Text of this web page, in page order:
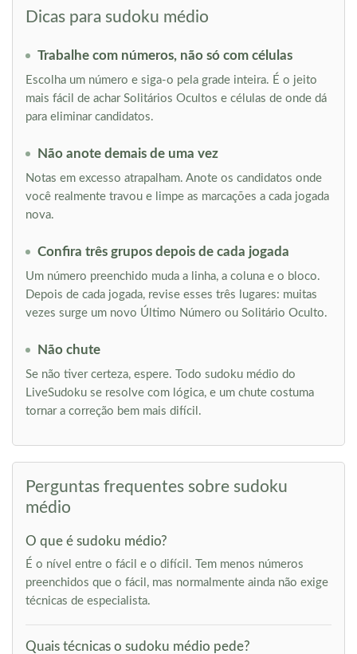
Dicas para sudoku médio
Trabalhe com números, não só com células
Escolha um número e siga-o pela grade inteira. É o jeito
mais fácil de achar Solitários Ocultos e células de onde dá
para eliminar candidatos.
Não anote demais de uma vez
Notas em excesso atrapalham. Anote os candidatos onde
você realmente travou e limpe as marcações a cada jogada
nova.
Confira três grupos depois de cada jogada
Um número preenchido muda a linha, a coluna e o bloco.
Depois de cada jogada, revise esses três lugares: muitas
vezes surge um novo Último Número ou Solitário Oculto.
Não chute
Se não tiver certeza, espere. Todo sudoku médio do
LiveSudoku se resolve com lógica, e um chute costuma
tornar a correção bem mais difícil.
Perguntas frequentes sobre sudoku
médio
O que é sudoku médio?
É o nível entre o fácil e o difícil. Tem menos números
preenchidos que o fácil, mas normalmente ainda não exige
técnicas de especialista.
Quais técnicas o sudoku médio pede?